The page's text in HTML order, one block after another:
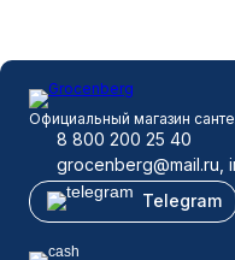
Официальный магазин
8 800 200 25 40
grocenberg@mail.ru,
Telegram